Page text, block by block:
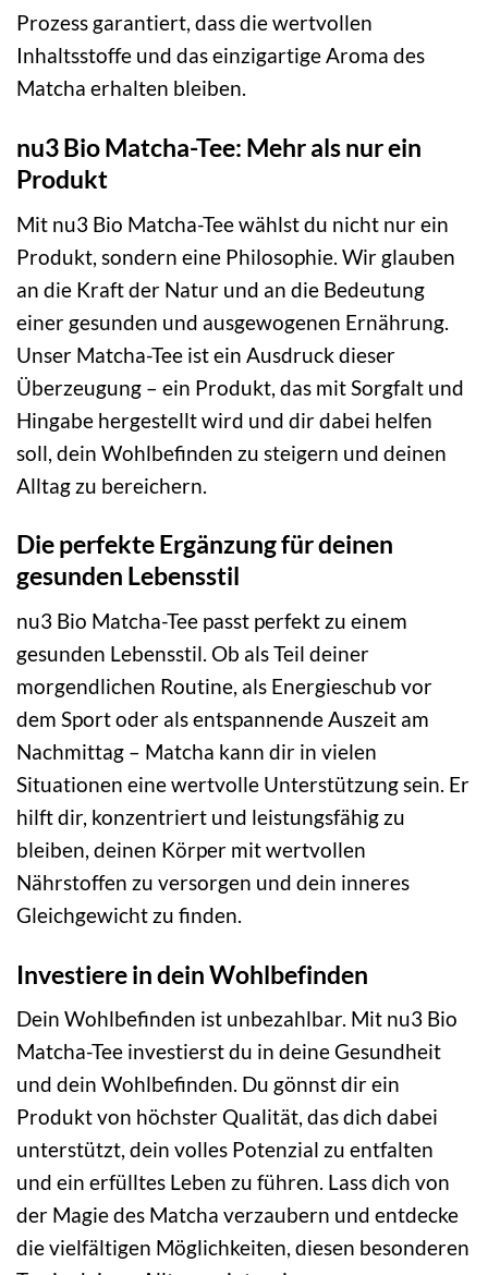
Prozess garantiert, dass die wertvollen
Inhaltsstoffe und das einzigartige Aroma des
Matcha erhalten bleiben.
nu3 Bio Matcha-Tee: Mehr als nur ein
Produkt
Mit nu3 Bio Matcha-Tee wählst du nicht nur ein
Produkt, sondern eine Philosophie. Wir glauben
an die Kraft der Natur und an die Bedeutung
einer gesunden und ausgewogenen Ernährung.
Unser Matcha-Tee ist ein Ausdruck dieser
Überzeugung – ein Produkt, das mit Sorgfalt und
Hingabe hergestellt wird und dir dabei helfen
soll, dein Wohlbefinden zu steigern und deinen
Alltag zu bereichern.
Die perfekte Ergänzung für deinen
gesunden Lebensstil
nu3 Bio Matcha-Tee passt perfekt zu einem
gesunden Lebensstil. Ob als Teil deiner
morgendlichen Routine, als Energieschub vor
dem Sport oder als entspannende Auszeit am
Nachmittag – Matcha kann dir in vielen
Situationen eine wertvolle Unterstützung sein. Er
hilft dir, konzentriert und leistungsfähig zu
bleiben, deinen Körper mit wertvollen
Nährstoffen zu versorgen und dein inneres
Gleichgewicht zu finden.
Investiere in dein Wohlbefinden
Dein Wohlbefinden ist unbezahlbar. Mit nu3 Bio
Matcha-Tee investierst du in deine Gesundheit
und dein Wohlbefinden. Du gönnst dir ein
Produkt von höchster Qualität, das dich dabei
unterstützt, dein volles Potenzial zu entfalten
und ein erfülltes Leben zu führen. Lass dich von
der Magie des Matcha verzaubern und entdecke
die vielfältigen Möglichkeiten, diesen besonderen